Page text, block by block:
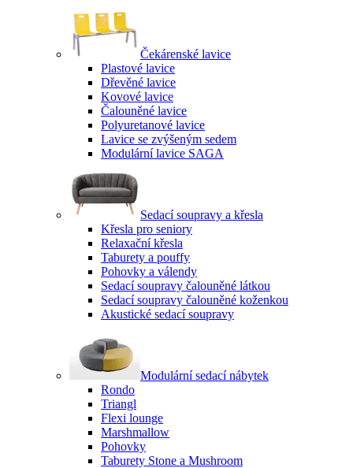
Čekárenské lavice
Plastové lavice
Dřevěné lavice
Kovové lavice
Čalouněné lavice
Polyuretanové lavice
Lavice se zvýšeným sedem
Modulární lavice SAGA
Sedací soupravy a křesla
Křesla pro seniory
Relaxační křesla
Taburety a pouffy
Pohovky a válendy
Sedací soupravy čalouněné látkou
Sedací soupravy čalouněné koženkou
Akustické sedací soupravy
Modulární sedací nábytek
Rondo
Triangl
Flexi lounge
Marshmallow
Pohovky
Taburety Stone a Mushroom